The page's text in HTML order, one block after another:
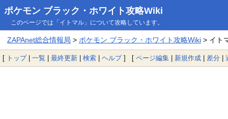
ポケモン ブラック・ホワイト攻略Wiki
このページでは「イトマル」について攻略しています。
ZAPAnet総合情報局 > ポケモン ブラック・ホワイト攻略Wiki> イト
[ トップ| 一覧 | 最終更新 | 検索 | ヘルプ] [ ページ編集 | 新規作成 | 差分 |